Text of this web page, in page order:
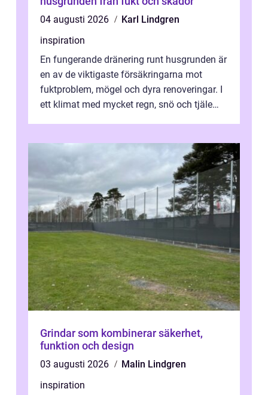
04 augusti 2026
Karl Lindgren
inspiration
En fungerande dränering runt husgrunden är
en av de viktigaste försäkringarna mot
fuktproblem, mögel och dyra renoveringar. I
ett klimat med mycket regn, snö och tjäle
Grindar som kombinerar säkerhet,
funktion och design
03 augusti 2026
Malin Lindgren
inspiration